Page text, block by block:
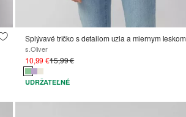
Splývavé tričko s detailom uzla a miernym leskom
s.Oliver
10,99 €15,99 €
UDRŽATEĽNÉ